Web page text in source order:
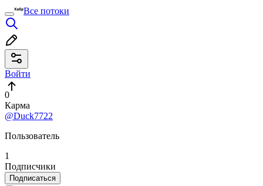
Все потоки
Войти
0
Карма
@Duck7722
Пользователь
1
Подписчики
Подписаться